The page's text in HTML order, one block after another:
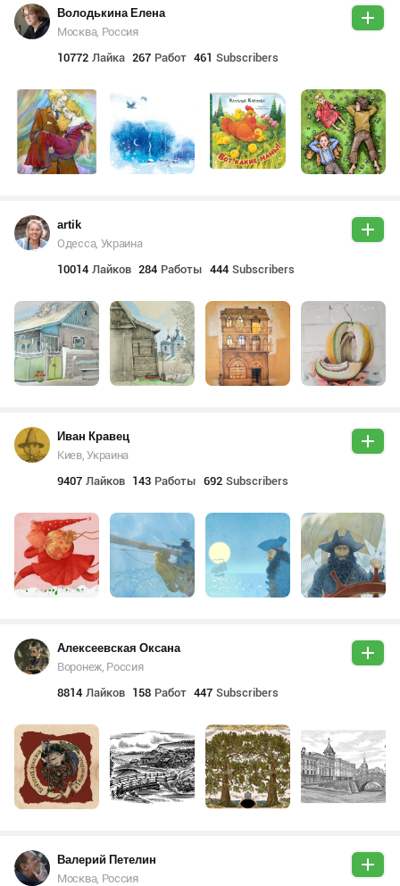
Володькина Елена
Москва, Россия
10772 Лайка 267 Работ 461 Subscribers
artik
Одесса, Украина
10014 Лайков 284 Работы 444 Subscribers
Иван Кравец
Киев, Украина
9407 Лайков 143 Работы 692 Subscribers
Алексеевская Оксана
Воронеж, Россия
8814 Лайков 158 Работ 447 Subscribers
Валерий Петелин
Москва, Россия